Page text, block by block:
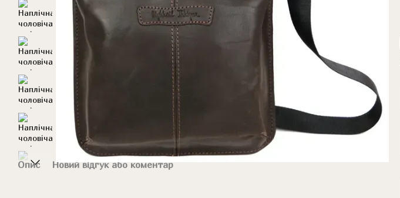
Опис Новий відгук або коментар